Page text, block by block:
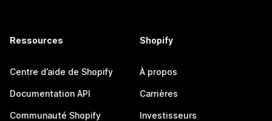
Ressources
Centre d’aide de Shopify
Documentation API
Communauté Shopify
Shopify
À propos
Carrières
Investisseurs